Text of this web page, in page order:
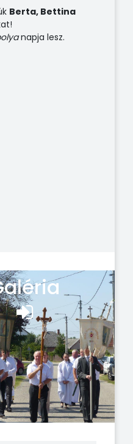
Berta, Bettina
napja lesz.